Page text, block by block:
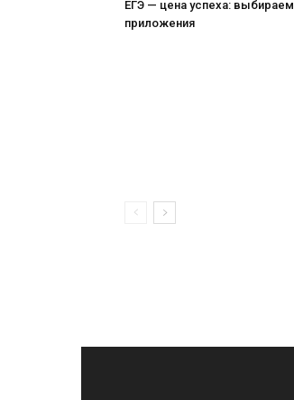
ЕГЭ — цена успеха: выбираем
приложения